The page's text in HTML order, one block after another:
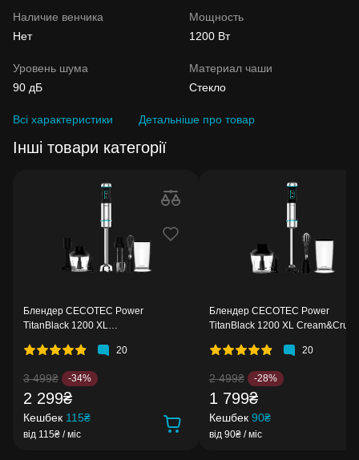
Наличие венчика
Нет
Мощность
1200 Вт
Уровень шума
90 дБ
Материал чаши
Стекло
Всі характеристики Детальніше про товар
Інші товари категорії
Блендер CECOTEC Power
TitanBlack 1200 XL
20
3 499₴ -34%
2 299₴
Кешбек 115₴
від 115₴ / міс
Блендер CECOTEC Power
TitanBlack 1200 XL Cream&Crush
20
2 499₴ -28%
1 799₴
Кешбек 90₴
від 90₴ / міс